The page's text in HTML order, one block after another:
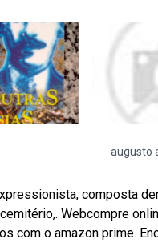
augusto
composta
Webcompre
com o amazon prime.